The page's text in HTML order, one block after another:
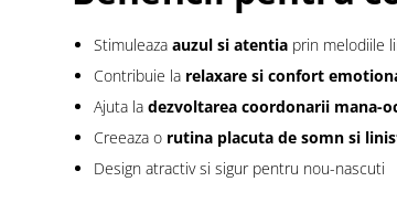
Stimuleaza auzul si atentia prin melodiile
Contribuie la relaxare si confort
Ajuta la dezvoltarea coordonarii mana-
Creeaza o rutina placuta de somn si
Design atractiv si sigur pentru nou-nascuti